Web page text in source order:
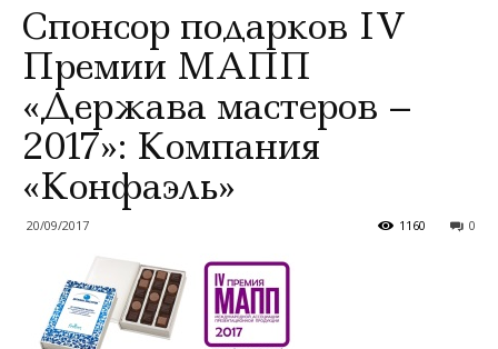
Спонсор подарков IV
Премии МАПП
«Держава мастеров –
2017»: Компания
«Конфаэль»
20/09/2017 0
1160